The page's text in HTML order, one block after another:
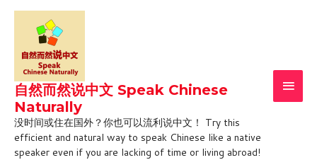
Skip
content
自然而然说中文 Speak Chinese
Naturally
没时间或住在国外？你也可以流利说中文！ Try this
efficient and natural way to speak Chinese like a native
speaker even if you are lacking of time or living abroad!